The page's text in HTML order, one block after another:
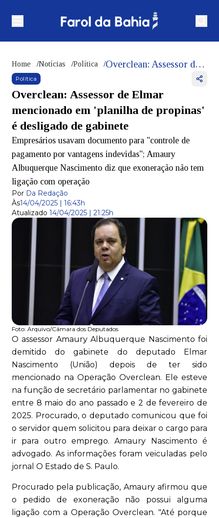
Home /Notícias /Política / Overclean: Assessor de Elmar mencionado em 'planilha de propinas' é desligado de gabinete
Política
Overclean: Assessor de Elmar
mencionado em 'planilha de propinas'
é desligado de gabinete
Empresários usavam documento para "controle de
pagamento por vantagens indevidas"; Amaury
Albuquerque Nascimento diz que exoneração não tem
ligação com operação
Por Da Redação
Às14/04/2025 | 16:43h
Atualizado 14/04/2025 | 21:25h
Foto: Arquivo/Câmara dos Deputados
O assessor Amaury Albuquerque Nascimento foi
demitido do gabinete do deputado Elmar
Nascimento (União) depois de ter sido
mencionado na Operação Overclean. Ele esteve
na função de secretário parlamentar no gabinete
entre 8 maio do ano passado e 2 de fevereiro de
2025. Procurado, o deputado comunicou que foi
o servidor quem solicitou para deixar o cargo para
ir para outro emprego. Amaury Nascimento é
advogado. As informações foram veiculadas pelo
jornal O Estado de S. Paulo.
Procurado pela publicação, Amaury afirmou que
o pedido de exoneração não possui alguma
ligação com a Operação Overclean. "Até porque